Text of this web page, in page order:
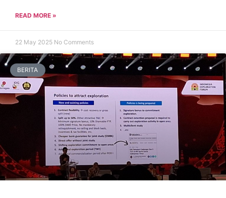
READ MORE »
22 May 2025 No Comments
BERITA